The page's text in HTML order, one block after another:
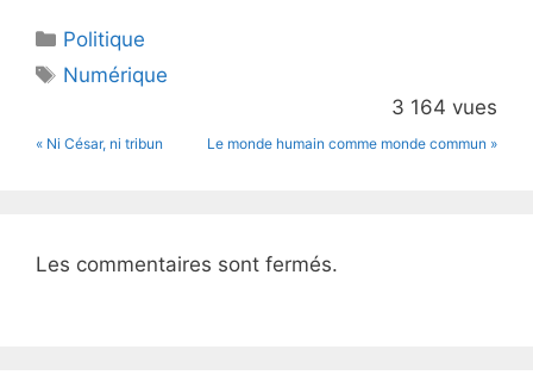
er e
b
o
Catégories
Politique
Étiquettes
Numérique
3 164 vues
« Ni César, ni tribun Le monde humain comme monde commun »
Les commentaires sont fermés.